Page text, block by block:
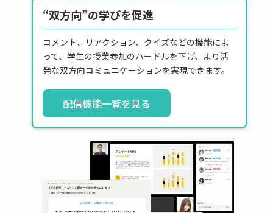
“双方向”の学びを促進
コメント、リアクション、クイズなどの機能によ
って、学生の授業参加のハードルを下げ、より活
発な双方向コミュニケーションを実現できます。
配信機能一覧を見る